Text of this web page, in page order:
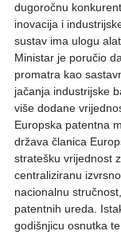
dugoročnu
inovacija i
sustav ima ulogu
Ministar je poručio
promatra kao
jačanja industrijske
više dodane
Europska patentna
država članica
stratešku vrijednost
centraliziranu
nacionalnu
patentnih ureda.
godišnjicu osnutka